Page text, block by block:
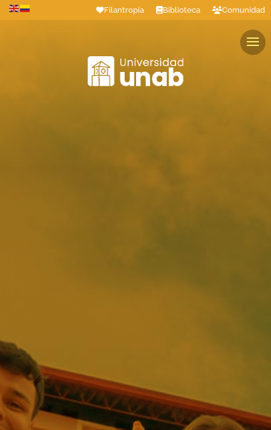
Filantropía Biblioteca Comunidad
Estudiantes Profesores Colaboradores Graduados